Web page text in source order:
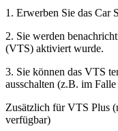
1. Erwerben Sie das Car
2. Sie werden
(VTS) aktiviert wurde.
3. Sie können das VTS
ausschalten (z.B. im
Zusätzlich für VTS Plus
verfügbar)